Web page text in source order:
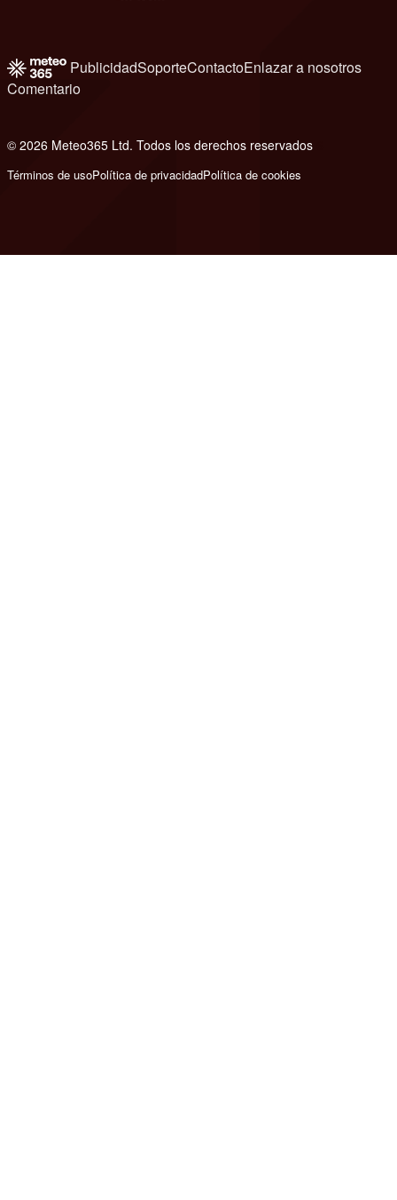
PublicidadSoporteContactoEnlazar a nosotros
Comentario
© 2026 Meteo365 Ltd. Todos los derechos reservados
Términos de usoPolítica de privacidadPolítica de cookies